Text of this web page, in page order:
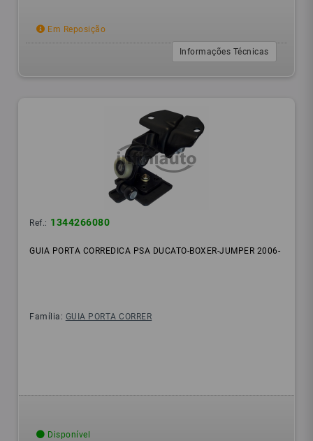
Em Reposição
Informações Técnicas
Ref.: 1344266080
GUIA PORTA CORREDICA PSA DUCATO-BOXER-JUMPER 2006-
Família: GUIA PORTA CORRER
Disponível